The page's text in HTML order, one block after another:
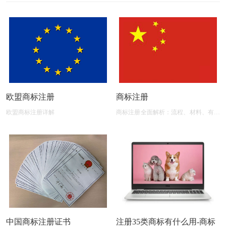
欧盟商标注册
欧盟商标注册详解
商标注册
商标注册全面解析：流程、材料、有效
中国商标注册证书
注册35类商标有什么用-商标